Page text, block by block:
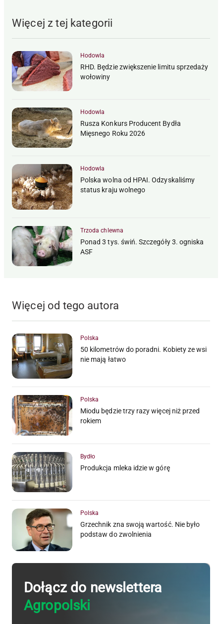
Więcej z tej kategorii
Hodowla
RHD. Będzie zwiększenie limitu sprzedaży
wołowiny
Hodowla
Rusza Konkurs Producent Bydła
Mięsnego Roku 2026
Hodowla
Polska wolna od HPAI. Odzyskaliśmy
status kraju wolnego
Trzoda chlewna
Ponad 3 tys. świń. Szczegóły 3. ogniska
ASF
Więcej od tego autora
Polska
50 kilometrów do poradni. Kobiety ze wsi
nie mają łatwo
Polska
Miodu będzie trzy razy więcej niż przed
rokiem
Bydło
Produkcja mleka idzie w górę
Polska
Grzechnik zna swoją wartość. Nie było
podstaw do zwolnienia
Dołącz do newslettera
Agropolski